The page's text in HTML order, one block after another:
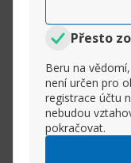
Přesto
Beru na
není určen pro
registrace účtu
nebudou
pokračovat.